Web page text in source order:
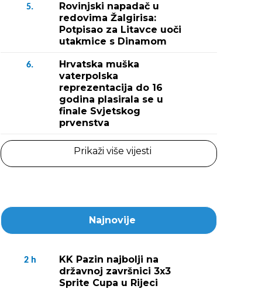
5.
Rovinjski napadač u
redovima Žalgirisa:
Potpisao za Litavce uoči
utakmice s Dinamom
6.
Hrvatska muška
vaterpolska
reprezentacija do 16
godina plasirala se u
finale Svjetskog
prvenstva
Prikaži više vijesti
Najnovije
2 h
KK Pazin najbolji na
državnoj završnici 3x3
Sprite Cupa u Rijeci